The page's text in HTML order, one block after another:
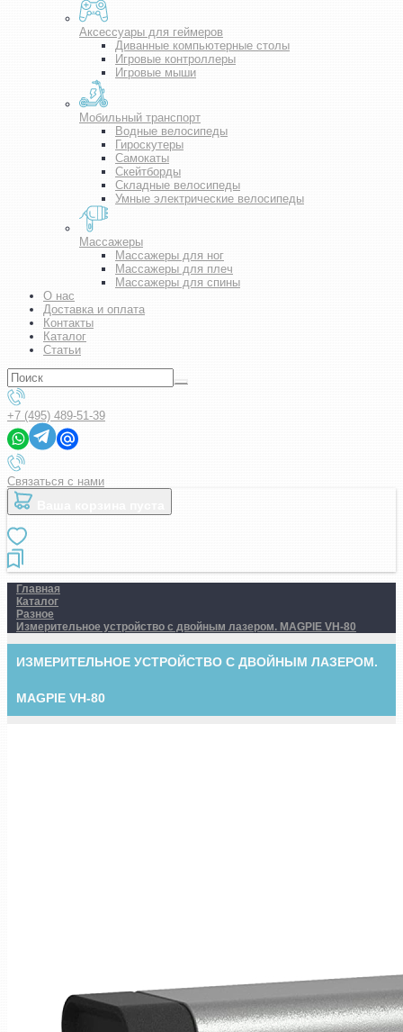
Аксессуары для геймеров
Диванные компьютерные столы
Игровые контроллеры
Игровые мыши
Мобильный транспорт
Водные велосипеды
Гироскутеры
Самокаты
Скейтборды
Складные велосипеды
Умные электрические велосипеды
Массажеры
Массажеры для ног
Массажеры для плеч
Массажеры для спины
О нас
Доставка и оплата
Контакты
Каталог
Статьи
+7 (495) 489-51-39
Связаться с нами
Главная
Каталог
Разное
Измерительное устройство с двойным лазером. MAGPIE VH-80
ИЗМЕРИТЕЛЬНОЕ УСТРОЙСТВО С ДВОЙНЫМ ЛАЗЕРОМ.
MAGPIE VH-80